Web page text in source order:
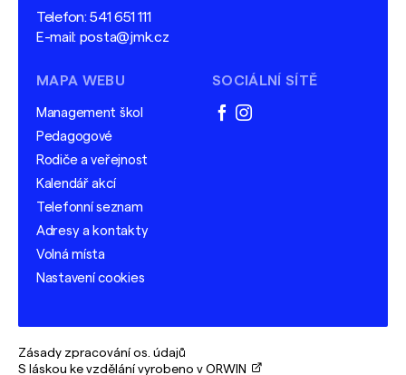
Telefon:541 651 111
E-mail: posta@jmk.cz
MAPA WEBU
Management škol
Pedagogové
Rodiče a veřejnost
Kalendář akcí
Telefonní seznam
Adresy a kontakty
Volná místa
Nastavení cookies
SOCIÁLNÍ SÍTĚ
facebook
instagram
Zásady zpracování os. údajů
S láskou ke vzdělání vyrobeno v ORWIN